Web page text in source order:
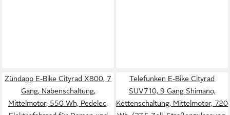
Zündapp E-Bike Cityrad X800, 7
Gang, Nabenschaltung,
Mittelmotor, 550 Wh, Pedelec,
Telefunken E-Bike Cityrad
SUV710, 9 Gang Shimano,
Kettenschaltung, Mittelmotor, 720